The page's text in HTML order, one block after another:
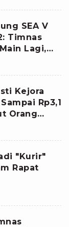
SEA V
Timnas
Lagi,
Kejora
Rp3,1
Orang
"Kurir"
Rapat